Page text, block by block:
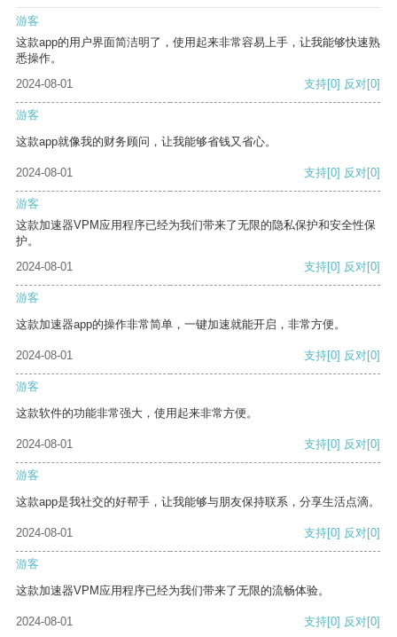
游客
这款app的用户界面简洁明了，使用起来非常容易上手，让我能够快速熟
悉操作。
2024-08-01
支持[0] 反对[0]
游客
这款app就像我的财务顾问，让我能够省钱又省心。
2024-08-01 支持[0] 反对[0]
游客
这款加速器VPM应用程序已经为我们带来了无限的隐私保护和安全性保
护。
2024-08-01
支持[0] 反对[0]
游客
这款加速器app的操作非常简单，一键加速就能开启，非常方便。
2024-08-01 支持[0] 反对[0]
游客
这款软件的功能非常强大，使用起来非常方便。
2024-08-01 支持[0] 反对[0]
游客
这款app是我社交的好帮手，让我能够与朋友保持联系，分享生活点滴。
2024-08-01 支持[0] 反对[0]
游客
这款加速器VPM应用程序已经为我们带来了无限的流畅体验。
2024-08-01 支持[0] 反对[0]